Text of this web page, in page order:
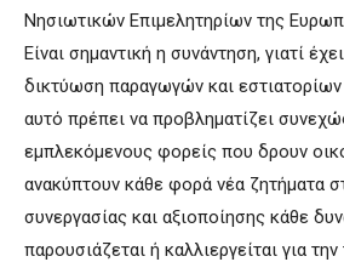
Νησιωτικών Επιμελητηρίων της
Είναι σημαντική η συνάντηση, γιατί
δικτύωση παραγωγών και
αυτό πρέπει να προβληματίζει
εμπλεκόμενους φορείς που δρουν
ανακύπτουν κάθε φορά νέα ζητήματα
συνεργασίας και αξιοποίησης κάθε
παρουσιάζεται ή καλλιεργείται για